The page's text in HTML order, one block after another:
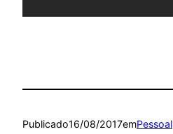
Publicado16/08/2017emPessoal